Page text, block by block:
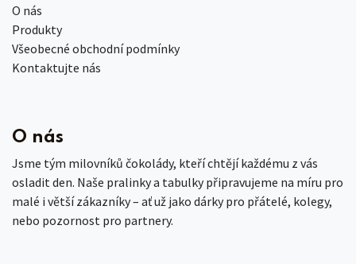
O nás
Produkty
Všeobecné obchodní podmínky
Kontaktujte nás
O nás
Jsme tým milovníků čokolády, kteří chtějí každému z vás
osladit den. Naše pralinky a tabulky připravujeme na míru pro
malé i větší zákazníky – ať už jako dárky pro přátelé, kolegy,
nebo pozornost pro partnery.